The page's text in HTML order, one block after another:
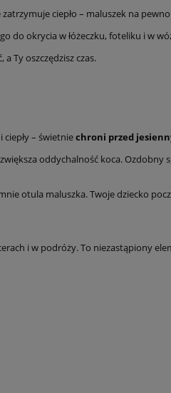
ciepło – maluszek na
do okrycia w łóżeczku, foteliku i w
Ty oszczędzisz czas.
– świetniechroni przed
oddychalność koca. Ozdobny
otula maluszka. Twoje dziecko
i w podróży. To niezastąpiony